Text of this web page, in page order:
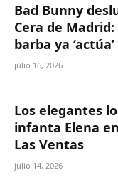
Bad Bunny
Cera de
barba ya
julio 16, 2026
Los elegantes
infanta Elena
Las Ventas
julio 14, 2026